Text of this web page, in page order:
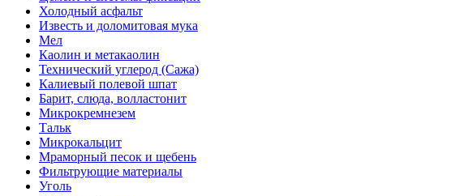
Холодный асфальт
Известь и доломитовая мука
Мел
Каолин и метакаолин
Технический углерод (Сажа)
Калиевый полевой шпат
Барит, слюда, волластонит
Микрокремнезем
Тальк
Микрокальцит
Мраморный песок и щебень
Фильтрующие материалы
Уголь